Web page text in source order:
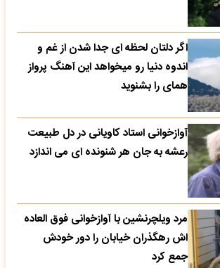
اگر دلتان لحظه ای جدا شدن از غم و
اندوه دنیا رو میخواهد این آهنگ پرواز
همای را بشنوید
آوازخوانی استاد کاویانی در دل طبیعت
رعشه به جان هر شنونده ای می اندازد
مرد ویلچرنشین با آوازخوانی فوق العاده
اش رهگذران خیابان را دور خودش
جمع کرد